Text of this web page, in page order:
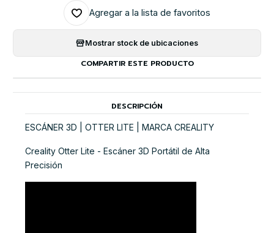
Agregar a la lista de favoritos
Mostrar stock de ubicaciones
COMPARTIR ESTE PRODUCTO
DESCRIPCIÓN
ESCÁNER 3D | OTTER LITE | MARCA CREALITY
Creality Otter Lite - Escáner 3D Portátil de Alta
Precisión